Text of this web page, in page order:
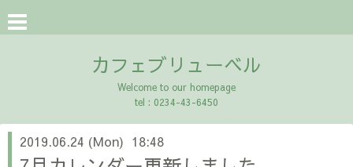
カフェブリューベル
Welcome to our homepage
tel : 0234-43-6450
2019.06.24 (Mon) 18:48